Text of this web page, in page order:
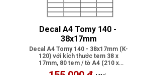
Decal A4 Tomy 140 -
38x17mm
Decal A4 Tomy 140 - 38x17mm (K-
120) với kích thước tem 38 x
17mm, 80 tem / tờ A4 (210 x
297mm), có p..